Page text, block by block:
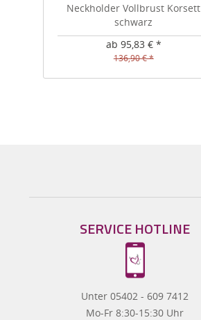
Neckholder Vollbrust Korsett
schwarz
ab 95,83 € *
136,90 € *
SERVICE HOTLINE
Unter 05402 - 609 7412
Mo-Fr 8:30-15:30 Uhr